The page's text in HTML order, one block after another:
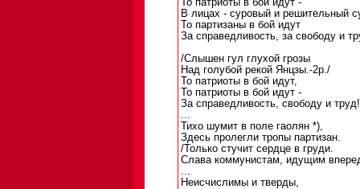
То патриоты в бой идут -
В лицах - суровый и решительный
То партизаны в бой идут
За справедливость, за свободу и
/Слышен гул глухой грозы
Над голубой рекой Янцзы.-2р./
То патриоты в бой идут,
То патриоты в бой идут -
За справедливость, свободу и труд!
...
Тихо шумит в поле гаолян *),
Здесь пролегли тропы партизан.
/Только стучит сердце в груди.
Слава коммунистам, идущим
...
Неисчислимы и тверды,